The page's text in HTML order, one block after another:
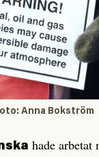
Anna Bokström
hade arbetat